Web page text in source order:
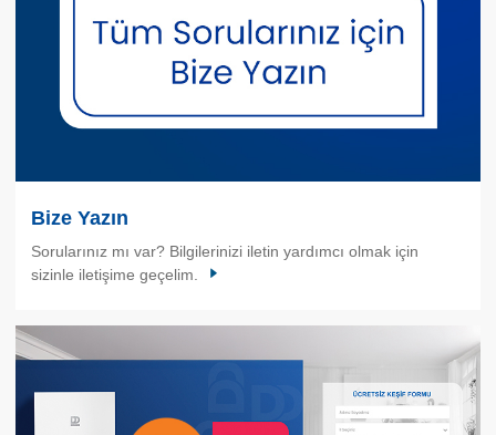
Bize Yazın
Sorularınız mı var? Bilgilerinizi iletin yardımcı olmak için
sizinle iletişime geçelim.